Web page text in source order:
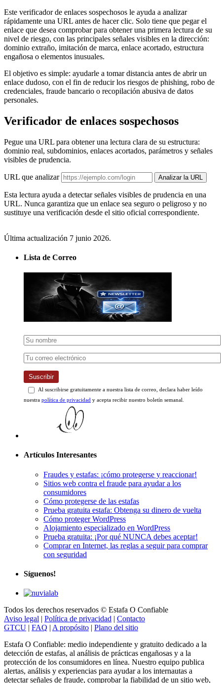
Este verificador de enlaces sospechosos le ayuda a analizar
rápidamente una URL antes de hacer clic. Solo tiene que pegar el
enlace que desea comprobar para obtener una primera lectura de su
nivel de riesgo, con las principales señales visibles en la dirección:
dominio extraño, imitación de marca, enlace acortado, estructura
engañosa o elementos inusuales.
El objetivo es simple: ayudarle a tomar distancia antes de abrir un
enlace dudoso, con el fin de reducir los riesgos de phishing, robo de
credenciales, fraude bancario o recopilación abusiva de datos
personales.
Verificador de enlaces sospechosos
Pegue una URL para obtener una lectura clara de su estructura:
dominio real, subdominios, enlaces acortados, parámetros y señales
visibles de prudencia.
URL que analizar Analizar la URL
Esta lectura ayuda a detectar señales visibles de prudencia en una
URL. Nunca garantiza que un enlace sea seguro o peligroso y no
sustituye una verificación desde el sitio oficial correspondiente.
Última actualización 7 junio 2026.
Lista de Correo
Suscribir
Al suscribirse gratuitamente a nuestra lista de correo, declara haber leído
nuestra política de privacidad y acepta recibir nuestro boletín semanal.
Artículos Interesantes
Fraudes y estafas: ¡cómo protegerse y reaccionar!
Sitios web contra el fraude para ayudar a los
consumidores
Cómo protegerse de las estafas
Prueba gratuita estafa: Obtenga su dinero de vuelta
Cómo proteger WordPress
Alojamiento especializado en WordPress
Prueba gratuita: ¡Por qué NUNCA debes aceptar!
Comprar en Internet, las reglas a seguir para comprar
con seguridad
Síguenos!
Todos los derechos reservados © Estafa O Confiable
Aviso legal | Política de privacidad | Contacto
GTCU | FAQ | A propósito | Plano del sitio
Estafa O Confiable: medio independiente y gratuito dedicado a la
detección de estafas, al análisis de prácticas engañosas y a la
protección de los consumidores en línea. Nuestro equipo publica
alertas, análisis y experiencias para ayudar a los internautas a
detectar señales de fraude, comprobar la fiabilidad de un sitio web,